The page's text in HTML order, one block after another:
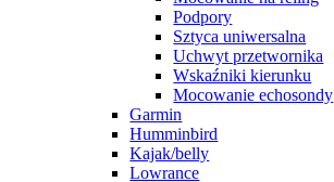
Podpory
Sztyca uniwersalna
Uchwyt przetwornika
Wskaźniki kierunku
Mocowanie echosondy
Garmin
Humminbird
Kajak/belly
Lowrance